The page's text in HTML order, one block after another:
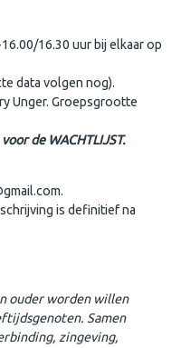
16.30 uur bij elkaar op
data volgen nog).
Unger. Groepsgrootte
de WACHTLIJST.
is definitief na
ouder worden willen
Samen
zingeving,